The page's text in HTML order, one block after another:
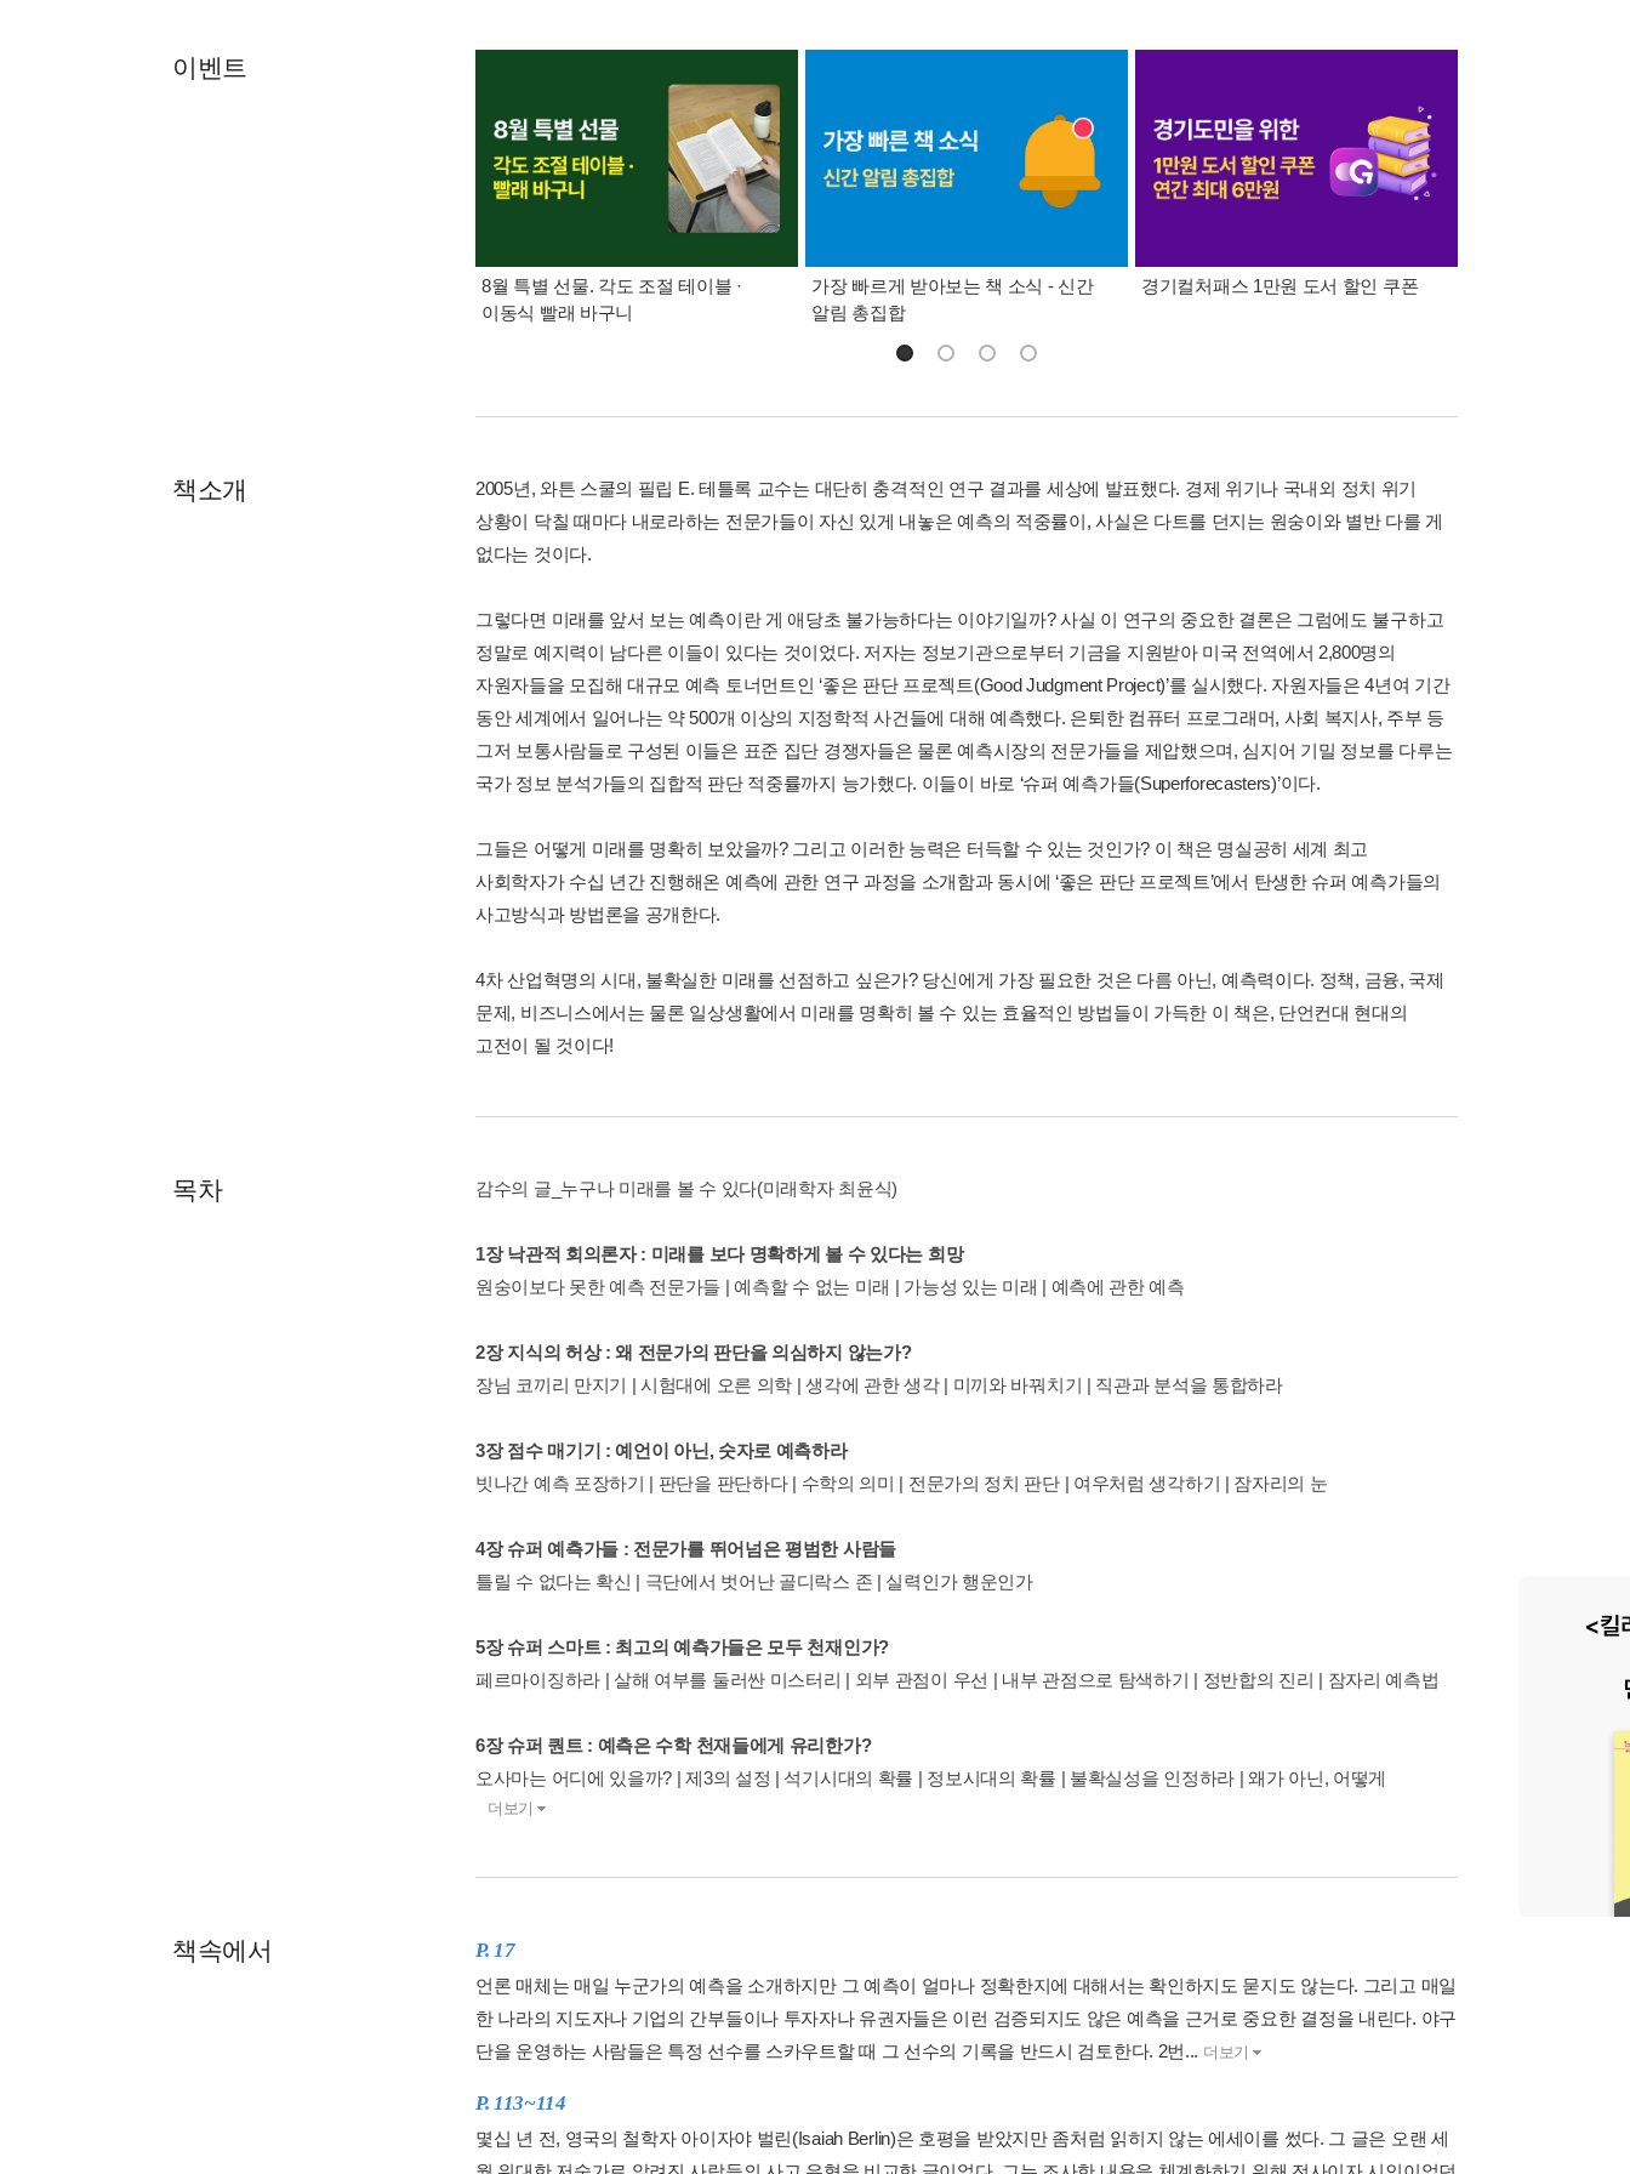
이벤트
8월 특별 선물. 각도 조절 테이블 ·
이동식 빨래 바구니
가장 빠르게 받아보는 책 소식 - 신간
알림 총집합
경기컬처패스 1만원 도서 할인 쿠폰
책소개
2005년, 와튼 스쿨의 필립 E. 테틀록 교수는 대단히 충격적인 연구 결과를 세상에 발표했다. 경제 위기나 국내외 정치 위기
상황이 닥칠 때마다 내로라하는 전문가들이 자신 있게 내놓은 예측의 적중률이, 사실은 다트를 던지는 원숭이와 별반 다를 게
없다는 것이다.
그렇다면 미래를 앞서 보는 예측이란 게 애당초 불가능하다는 이야기일까? 사실 이 연구의 중요한 결론은 그럼에도 불구하고
정말로 예지력이 남다른 이들이 있다는 것이었다. 저자는 정보기관으로부터 기금을 지원받아 미국 전역에서 2,800명의
자원자들을 모집해 대규모 예측 토너먼트인 ‘좋은 판단 프로젝트(Good Judgment Project)’를 실시했다. 자원자들은 4년여 기간
동안 세계에서 일어나는 약 500개 이상의 지정학적 사건들에 대해 예측했다. 은퇴한 컴퓨터 프로그래머, 사회 복지사, 주부 등
그저 보통사람들로 구성된 이들은 표준 집단 경쟁자들은 물론 예측시장의 전문가들을 제압했으며, 심지어 기밀 정보를 다루는
국가 정보 분석가들의 집합적 판단 적중률까지 능가했다. 이들이 바로 ‘슈퍼 예측가들(Superforecasters)’이다.
그들은 어떻게 미래를 명확히 보았을까? 그리고 이러한 능력은 터득할 수 있는 것인가? 이 책은 명실공히 세계 최고
사회학자가 수십 년간 진행해온 예측에 관한 연구 과정을 소개함과 동시에 ‘좋은 판단 프로젝트’에서 탄생한 슈퍼 예측가들의
사고방식과 방법론을 공개한다.
4차 산업혁명의 시대, 불확실한 미래를 선점하고 싶은가? 당신에게 가장 필요한 것은 다름 아닌, 예측력이다. 정책, 금융, 국제
문제, 비즈니스에서는 물론 일상생활에서 미래를 명확히 볼 수 있는 효율적인 방법들이 가득한 이 책은, 단언컨대 현대의
고전이 될 것이다!
목차 감수의 글_누구나 미래를 볼 수 있다(미래학자 최윤식)
1장 낙관적 회의론자 : 미래를 보다 명확하게 볼 수 있다는 희망
원숭이보다 못한 예측 전문가들 | 예측할 수 없는 미래 | 가능성 있는 미래 | 예측에 관한 예측
2장 지식의 허상 : 왜 전문가의 판단을 의심하지 않는가?
장님 코끼리 만지기 | 시험대에 오른 의학 | 생각에 관한 생각 | 미끼와 바꿔치기 | 직관과 분석을 통합하라
3장 점수 매기기 : 예언이 아닌, 숫자로 예측하라
빗나간 예측 포장하기 | 판단을 판단하다 | 수학의 의미 | 전문가의 정치 판단 | 여우처럼 생각하기 | 잠자리의 눈
4장 슈퍼 예측가들 : 전문가를 뛰어넘은 평범한 사람들
틀릴 수 없다는 확신 | 극단에서 벗어난 골디락스 존 | 실력인가 행운인가
5장 슈퍼 스마트 : 최고의 예측가들은 모두 천재인가?
페르마이징하라 | 살해 여부를 둘러싼 미스터리 | 외부 관점이 우선 | 내부 관점으로 탐색하기 | 정반합의 진리 | 잠자리 예측법
6장 슈퍼 퀀트 : 예측은 수학 천재들에게 유리한가?
오사마는 어디에 있을까? | 제3의 설정 | 석기시대의 확률 | 정보시대의 확률 | 불확실성을 인정하라 | 왜가 아닌, 어떻게
더보기
책속에서 P. 17
언론 매체는 매일 누군가의 예측을 소개하지만 그 예측이 얼마나 정확한지에 대해서는 확인하지도 묻지도 않는다. 그리고 매일
한 나라의 지도자나 기업의 간부들이나 투자자나 유권자들은 이런 검증되지도 않은 예측을 근거로 중요한 결정을 내린다. 야구
단을 운영하는 사람들은 특정 선수를 스카우트할 때 그 선수의 기록을 반드시 검토한다. 2번... 더보기
P. 113~114
몇십 년 전, 영국의 철학자 아이자야 벌린(Isaiah Berlin)은 호평을 받았지만 좀처럼 읽히지 않는 에세이를 썼다. 그 글은 오랜 세